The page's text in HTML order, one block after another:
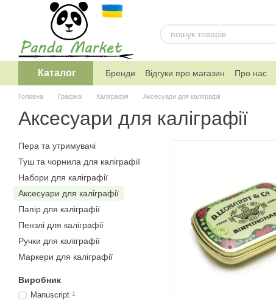
Перейти к основному контенту
Каталог Бренди Відгуки про магазин Про нас
Telegram канал магазину
Головна Графіка Каліграфія Аксесуари для каліграфії
Аксесуари для каліграфії
Пера та утримувачі
Туш та чорнила для каліграфії
Набори для каліграфії
Аксесуари для каліграфії
Папір для каліграфії
Пензлі для каліграфії
Ручки для каліграфії
Маркери для каліграфії
Виробник
Manuscript 1